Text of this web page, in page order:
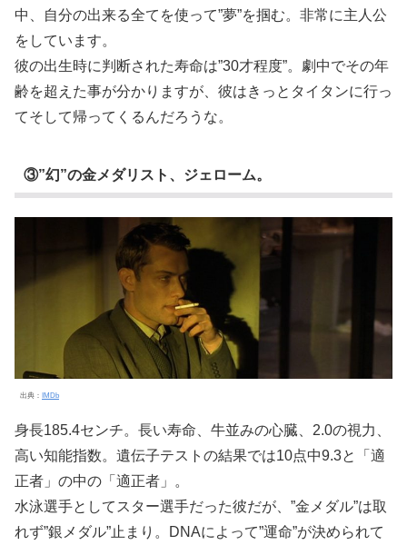
中、自分の出来る全てを使って”夢”を掴む。非常に主人公
をしています。
彼の出生時に判断された寿命は”30才程度”。劇中でその年
齢を超えた事が分かりますが、彼はきっとタイタンに行っ
てそして帰ってくるんだろうな。
③”幻”の金メダリスト、ジェローム。
出典： IMDb
身長185.4センチ。長い寿命、牛並みの心臓、2.0の視力、
高い知能指数。遺伝子テストの結果では10点中9.3と「適
正者」の中の「適正者」。
水泳選手としてスター選手だった彼だが、”金メダル”は取
れず”銀メダル”止まり。DNAによって”運命”が決められて